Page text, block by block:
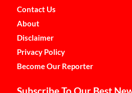
Contact Us
About
Disclaimer
Privacy Policy
Become Our Reporter
Subscribe To Our Best